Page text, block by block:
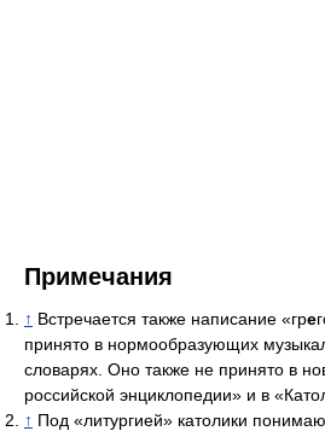
Примечания
↑ Встречается также написание «гре
принято в нормообразующих
словарях. Оно также не принято в
российской энциклопедии» и в
↑ Под «литургией» католики